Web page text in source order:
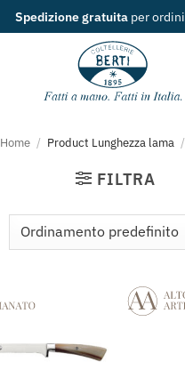
Spedizione gratuita per
Home / Product Lunghezza lama /
FILTRA